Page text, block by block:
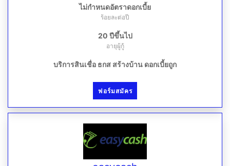
ไม่กำหนดอัตราดอกเบี้ย
ร้อยละต่อปี
20 ปีขึ้นไป
อายุผู้กู้
บริการสินเชื่อ ธกส สร้างบ้าน ดอกเบี้ยถูก
ฟอร์มสมัคร